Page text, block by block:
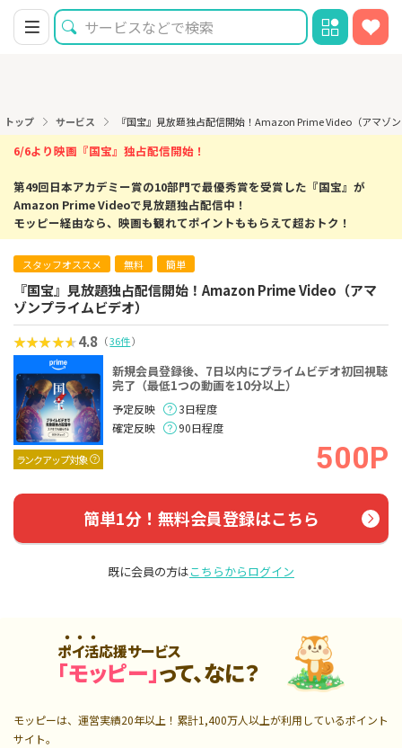
トップ サービス 『国宝』見放題独占配信開始！Amazon Prime Video（アマゾ
6/6より映画『国宝』独占配信開始！
第49回日本アカデミー賞の10部門で最優秀賞を受賞した『国宝』が
Amazon Prime Videoで見放題独占配信中！
モッピー経由なら、映画も観れてポイントももらえて超おトク！
スタッフオススメ 無料 簡単
『国宝』見放題独占配信開始！Amazon Prime Video（アマ
ゾンプライムビデオ）
4.8 （36件）
ランクアップ対象
新規会員登録後、7日以内にプライムビデオ初回視聴
完了（最低1つの動画を10分以上）
予定反映
3日程度
確定反映
90日程度
500P
簡単1分！無料会員登録はこちら
既に会員の方はこちらからログイン
ポイ活応援サービス
「モッピー」って、なに？
モッピーは、運営実績20年以上！累計1,400万人以上が利用しているポイント
サイト。